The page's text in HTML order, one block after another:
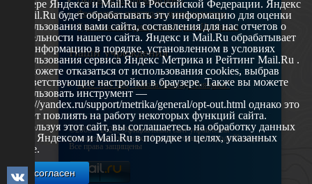
Федеральное агенство по делам молодежи
Туристско-информационный центр Ноябрьска
Наши учреждения
МАУ МП МЦ "Школа Ямолод. Ноябрьск"
©2005 – 2026, Официальный сайт управления
молодежной политики Администрации города Ноябрьск
Все права защищены
сервере Яндекса и Mail.Ru в Российской Федерации. Яндекс
и Mail.Ru будет обрабатывать эту информацию для оценки
использования вами сайта, составления для нас отчетов о
деятельности нашего сайта. Яндекс и Mail.Ru обрабатывает
эту информацию в порядке, установленном в условиях
использования сервиса Яндекс Метрика и Рейтинг Mail.Ru .
Вы можете отказаться от использования cookies, выбрав
соответствующие настройки в браузере. Также вы можете
использовать инструмент —
https://yandex.ru/support/metrika/general/opt-out.html однако это
может повлиять на работу некоторых функций сайта.
Используя этот сайт, вы соглашаетесь на обработку данных
о вас Яндексом и Mail.Ru в порядке и целях, указанных
выше.
Я согласен